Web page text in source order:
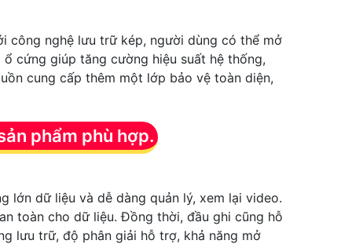
công nghệ lưu trữ kép, người dùng có thể mở
cứng giúp tăng cường hiệu suất hệ thống,
cung cấp thêm một lớp bảo vệ toàn diện,
phẩm phù hợp.
dữ liệu và dễ dàng quản lý, xem lại video.
toàn cho dữ liệu. Đồng thời, đầu ghi cũng hỗ
lưu trữ, độ phân giải hỗ trợ, khả năng mở